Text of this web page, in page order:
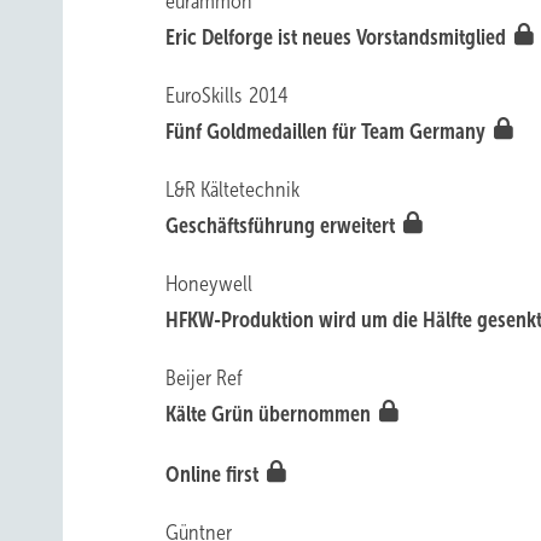
Eric Delforge ist neues Vorstandsmitglied
EuroSkills 2014
Fünf Goldmedaillen für Team Germany
L&R Kältetechnik
Geschäftsführung erweitert
Honeywell
HFKW-Produktion wird um die Hälfte
Beijer Ref
Kälte Grün übernommen
Online first
Güntner